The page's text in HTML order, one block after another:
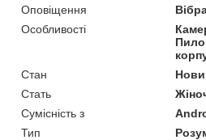
Оповіщення
Особливості
Стан
Стать
Сумісність з
Тип